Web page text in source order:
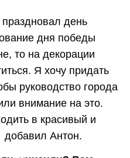
день
дня победы
то на декорации
Я хочу придать
руководство города
внимание на это.
в красивый и
добавил Антон.